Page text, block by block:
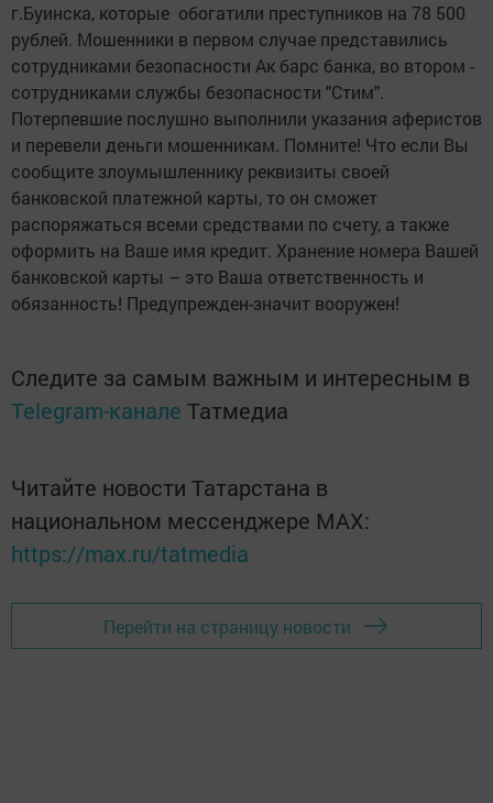
г.Буинска, которые обогатили преступников на 78 500
рублей. Мошенники в первом случае представились
сотрудниками безопасности Ак барс банка, во втором -
сотрудниками службы безопасности "Стим".
Потерпевшие послушно выполнили указания аферистов
и перевели деньги мошенникам. Помните! Что если Вы
сообщите злоумышленнику реквизиты своей
банковской платежной карты, то он сможет
распоряжаться всеми средствами по счету, а также
оформить на Ваше имя кредит. Хранение номера Вашей
банковской карты – это Ваша ответственность и
обязанность! Предупрежден-значит вооружен!
Следите за самым важным и интересным в
Telegram-канале Татмедиа
Читайте новости Татарстана в
национальном мессенджере MАХ:
https://max.ru/tatmedia
Перейти на страницу новости